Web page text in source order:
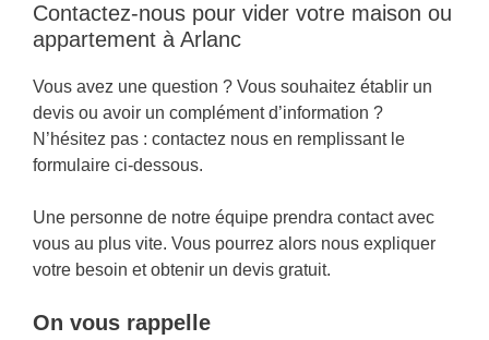
Contactez-nous pour vider votre maison ou
appartement à Arlanc
Vous avez une question ? Vous souhaitez établir un
devis ou avoir un complément d’information ?
N’hésitez pas : contactez nous en remplissant le
formulaire ci-dessous.
Une personne de notre équipe prendra contact avec
vous au plus vite. Vous pourrez alors nous expliquer
votre besoin et obtenir un devis gratuit.
On vous rappelle